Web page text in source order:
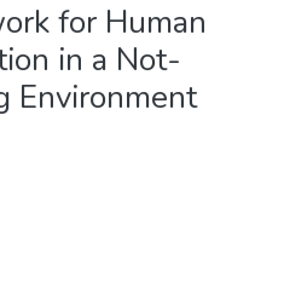
for Human
in a Not-
Environment